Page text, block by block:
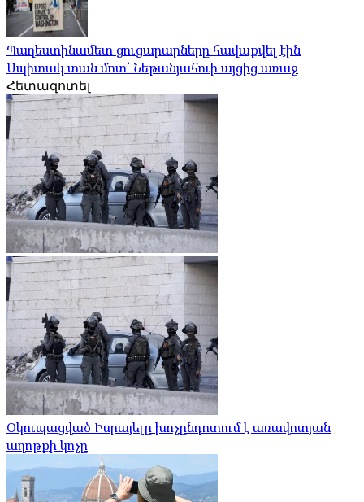
Պաղեստինամետ ցուցարարները հավաքվել էին
Սպիտակ տան մոտ՝ Նեթանյահուի այցից առաջ
Հետազոտել
Օկուպացված Իսրայելը խոչընդոտում է առավոտյան
աղոթքի կոչը